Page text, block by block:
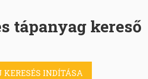
tápanyag kereső
KERESÉS INDÍTÁSA